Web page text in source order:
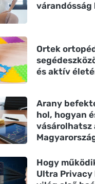
várandósság
Ortek
és aktív
Arany
hol, hogyan
vásárolhatsz
Hogy
Ultra Privacy